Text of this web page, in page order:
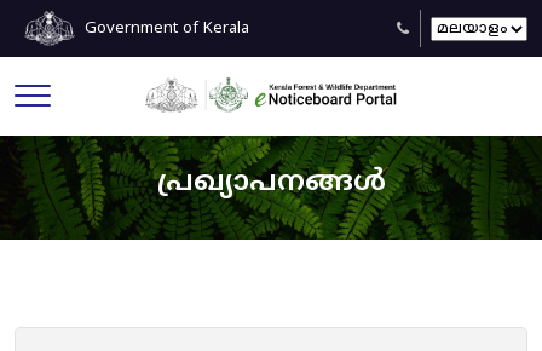
Government of Kerala
പ്രഖ്യാപനങ്ങൾ